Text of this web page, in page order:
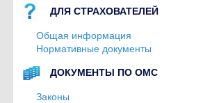
ДЛЯ СТРАХОВАТЕЛЕЙ
Общая информация
Нормативные документы
ДОКУМЕНТЫ ПО ОМС
Законы